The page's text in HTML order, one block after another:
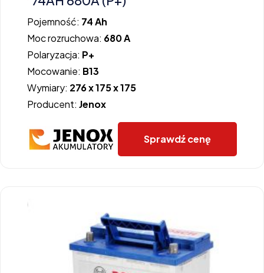
Pojemność: 74 Ah
Moc rozruchowa: 680 A
Polaryzacja: P+
Mocowanie: B13
Wymiary: 276 x 175 x 175
Producent: Jenox
Sprawdź cenę